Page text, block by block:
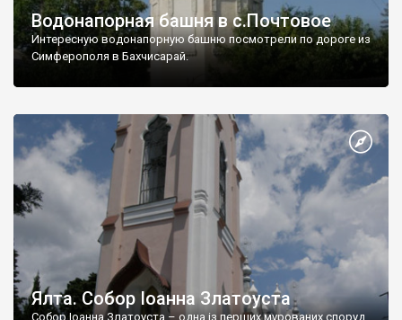
Водонапорная башня в с.Почтовое
Интересную водонапорную башню посмотрели по дороге из
Симферополя в Бахчисарай.
Ялта. Собор Іоанна Златоуста
Собор Іоанна Златоуста – одна із перших мурованих споруд